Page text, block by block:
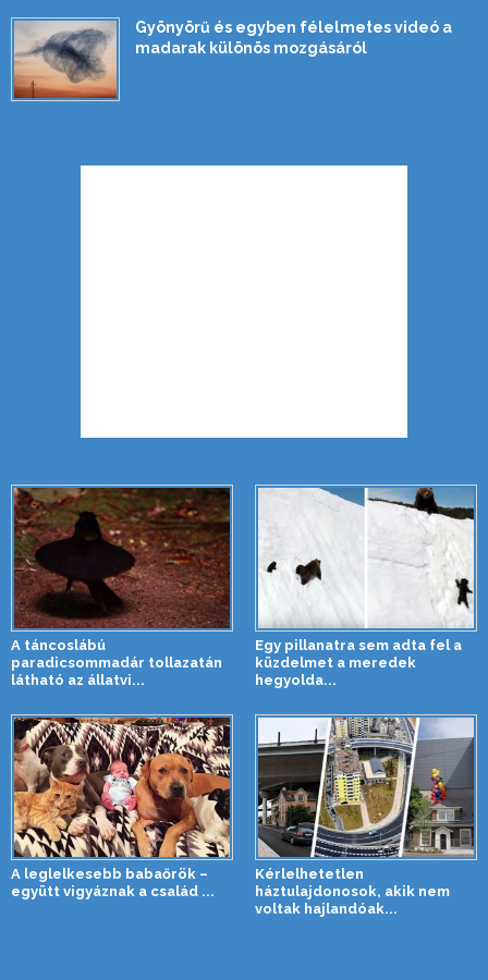
Gyönyörű és egyben félelmetes videó a
madarak különös mozgásáról
A táncoslábú
paradicsommadár tollazatán
látható az állatvi...
Egy pillanatra sem adta fel a
küzdelmet a meredek
hegyolda...
A leglelkesebb babaőrök –
együtt vigyáznak a család ...
Kérlelhetetlen
háztulajdonosok, akik nem
voltak hajlandóak...